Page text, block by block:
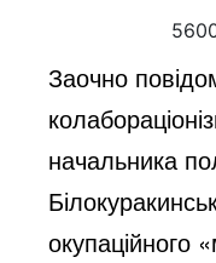
Заочно
начальника
окупаційного